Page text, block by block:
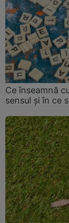
Ce înseamnă
sensul și în ce